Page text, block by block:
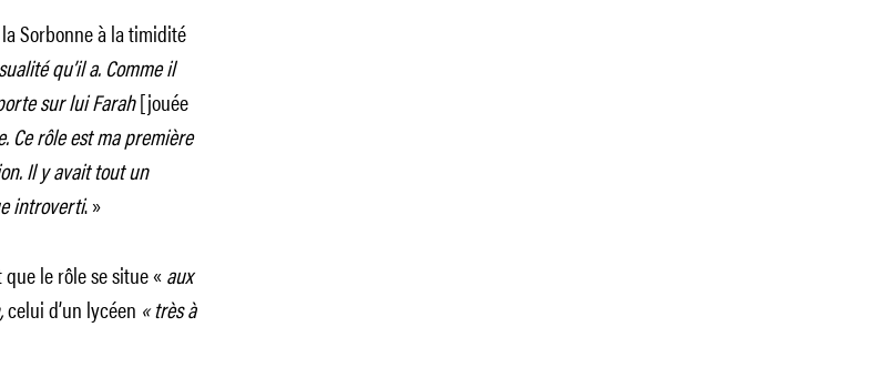
Sorbonne à la timidité
qu’il a. Comme il
sur lui Farah[jouée
Ce rôle est ma première
Il y avait tout un
introverti. »
le rôle se situe «aux
celui d’un lycéen « très à